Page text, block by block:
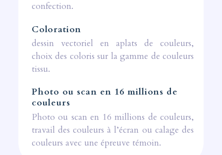
confection.
Coloration
dessin vectoriel en aplats de couleurs,
choix des coloris sur la gamme de couleurs
tissu.
Photo ou scan en 16 millions de
couleurs
Photo ou scan en 16 millions de couleurs,
travail des couleurs à l’écran ou calage des
couleurs avec une épreuve témoin.